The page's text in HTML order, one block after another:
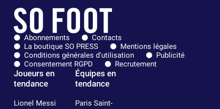
Abonnements
Contacts
La boutique SO PRESS
Mentions légales
Conditions générales d'utilisation
Publicité
Consentement RGPD
Recrutement
Joueurs en
tendance
Lionel Messi
Équipes en
tendance
Paris Saint-